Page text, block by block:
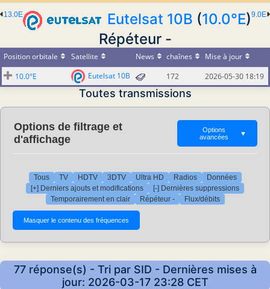
9.0E
13.0E Eutelsat 10B (10.0°E)
Répéteur -
Position orbitale Satellite News chaînes
Mise à jour
10.0°E
Eutelsat 10B 172 2026-05-30 18:19
Toutes transmissions
Options de filtrage et
d'affichage
Options
avancées
▼
Tous TV HDTV 3DTV Ultra HD Radios
Données
[+] Derniers ajouts et modifications
[-] Dernières suppressions
Temporairement en clair
Répéteur - Flux/débits
77 réponse(s) - Tri par SID - Dernières mises à
jour: 2026-03-17 23:28 CET